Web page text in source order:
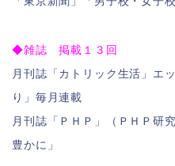
◆雑誌 掲載１３回
月刊誌「カトリック生活」エ
り」毎月連載
月刊誌「ＰＨＰ」（ＰＨＰ
豊かに」